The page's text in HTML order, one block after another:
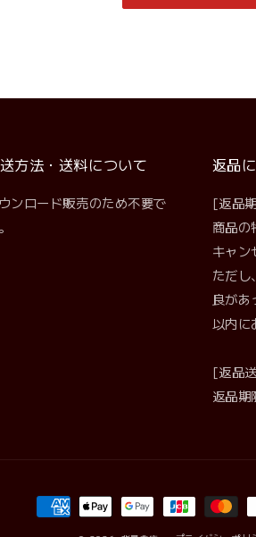
方法・送料について
ンロード販売のため不要で
返品
[返品
商品の
キャン
ただし
良が
以内に
[返品
返品期